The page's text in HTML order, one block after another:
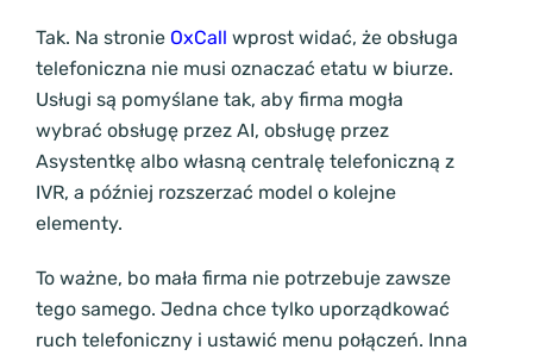
Tak. Na stronieOxCall wprost widać, że obsługa
telefoniczna nie musi oznaczać etatu w biurze.
Usługi są pomyślane tak, aby firma mogła
wybrać obsługę przez AI, obsługę przez
Asystentkę albo własną centralę telefoniczną z
IVR, a później rozszerzać model o kolejne
elementy.
To ważne, bo mała firma nie potrzebuje zawsze
tego samego. Jedna chce tylko uporządkować
ruch telefoniczny i ustawić menu połączeń. Inna